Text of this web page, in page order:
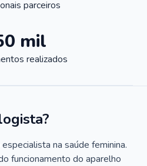
parceiros
mil
realizados
na saúde feminina.
funcionamento do aparelho